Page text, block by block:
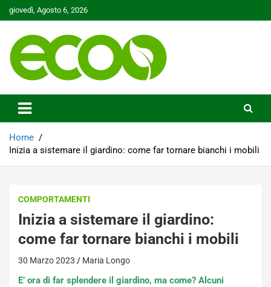
Skip
to
giovedì, Agosto 6, 2026
Ecoo.it
Home
Inizia a sistemare il giardino: come far tornare bianchi i mobili
COMPORTAMENTI
Inizia a sistemare il giardino:
come far tornare bianchi i mobili
30 Marzo 2023 Maria Longo
E’ ora di far splendere il giardino, ma come? Alcuni